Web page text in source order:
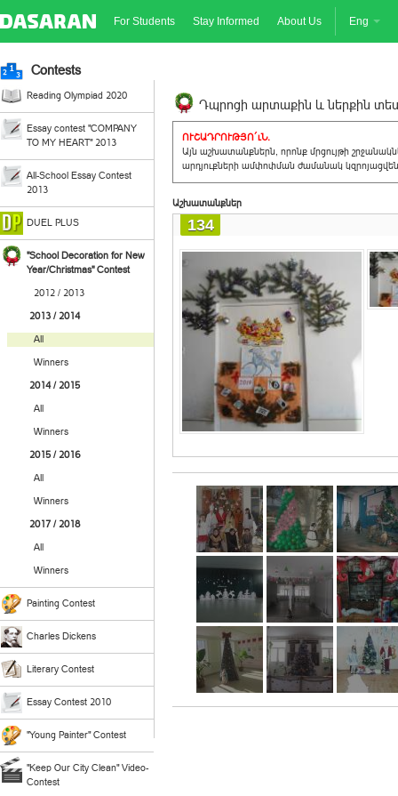
For Students Stay Informed About Us Eng
Contests
Reading Olympiad 2020
Essay contest "COMPANY
TO MY HEART" 2013
All-School Essay Contest
2013
DUEL PLUS
"School Decoration for New
Year/Christmas" Contest
2012 / 2013
2013 / 2014
All
Winners
2014 / 2015
All
Winners
2015 / 2016
All
Winners
2017 / 2018
All
Winners
Painting Contest
Charles Dickens
Literary Contest
Essay Contest 2010
"Young Painter" Contest
"Keep Our City Clean" Video-
Contest
Դպրոցի արտաքին և ներքին
ՈՒՇԱԴՐՈՒԹՅՈ´ւՆ.
Այն աշխատանքներն, որոնք մրցույթի
արդյուքների ամփոփման ժամանակ
Աշխատանքներ
134